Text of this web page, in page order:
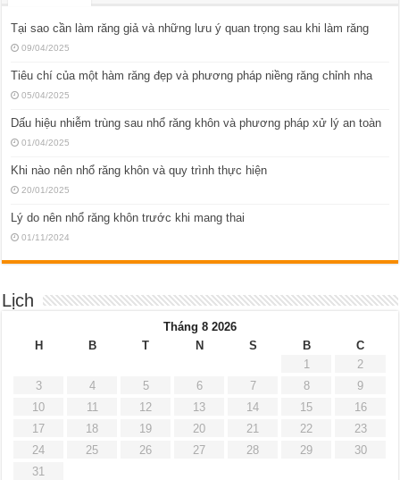
Tại sao cần làm răng giả và những lưu ý quan trọng sau khi làm răng
09/04/2025
Tiêu chí của một hàm răng đẹp và phương pháp niềng răng chỉnh nha
05/04/2025
Dấu hiệu nhiễm trùng sau nhổ răng khôn và phương pháp xử lý an toàn
01/04/2025
Khi nào nên nhổ răng khôn và quy trình thực hiện
20/01/2025
Lý do nên nhổ răng khôn trước khi mang thai
01/11/2024
Lịch
Tháng 8 2026
H
B T N S B
C
1
2
3
4 5 6 7 8
9
10
11 12 13 14 15
16
17
18 19 20 21 22
23
24
25 26 27 28 29
30
31